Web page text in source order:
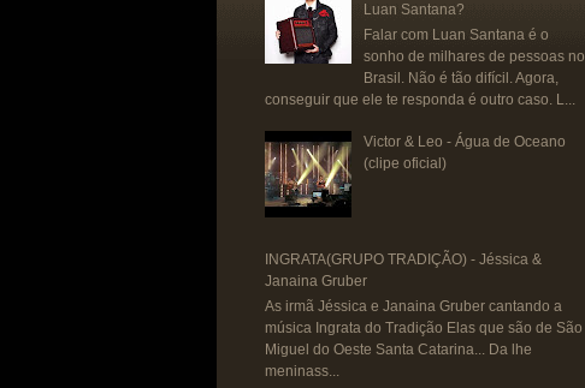
Luan Santana?
Falar com Luan Santana é o
sonho de milhares de pessoas no
Brasil. Não é tão difícil. Agora,
conseguir que ele te responda é outro caso. L...
Victor & Leo - Água de Oceano
(clipe oficial)
INGRATA(GRUPO TRADIÇÃO) - Jéssica &
Janaina Gruber
As irmã Jéssica e Janaina Gruber cantando a
música Ingrata do Tradição Elas que são de São
Miguel do Oeste Santa Catarina... Da lhe
meninass...